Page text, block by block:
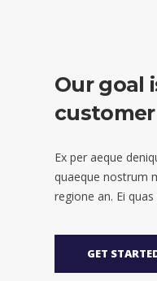
Our goal
Ex per aeque
quaeque nostrum
regione an. Ei
GET